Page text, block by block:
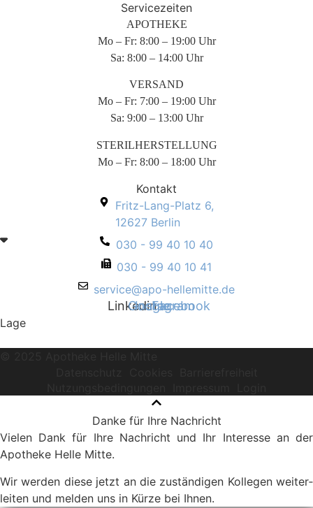
Servicezeiten
APOTHEKE
Mo – Fr: 8:00 – 19:00 Uhr
Sa: 8:00 – 14:00 Uhr
VERSAND
Mo – Fr: 7:00 – 19:00 Uhr
Sa: 9:00 – 13:00 Uhr
STERILHERSTELLUNG
Mo – Fr: 8:00 – 18:00 Uhr
Kontakt
Fritz-Lang-Platz 6,
12627 Berlin
030 - 99 40 10 40
030 - 99 40 10 41
service@apo-hellemitte.de
Linkedin
Google
Instagram
Facebook
Lage
Danke für Ihre Nachricht
Vielen Dank für Ihre Nachricht und Ihr Interesse an der
Apotheke Helle Mitte.
Wir werden diese jetzt an die zuständigen Kollegen weiter­
leiten und melden uns in Kürze bei Ihnen.